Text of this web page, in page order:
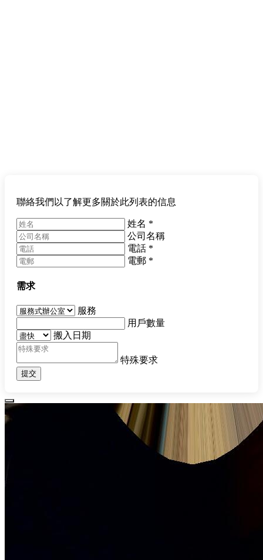
聯絡我們以了解更多關於此列表的信息
姓名 *
公司名稱
電話 *
電郵 *
需求
服務
用戶數量
搬入日期
特殊要求
提交